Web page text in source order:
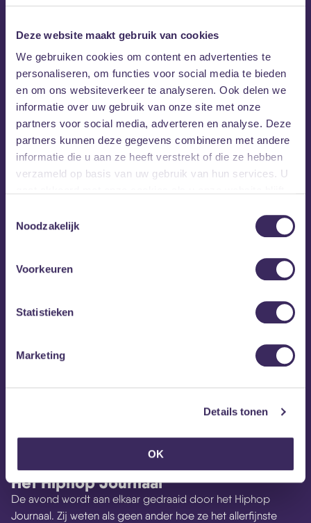
Deze website maakt gebruik van cookies
We gebruiken cookies om content en advertenties te
personaliseren, om functies voor social media te bieden
en om ons websiteverkeer te analyseren. Ook delen we
informatie over uw gebruik van onze site met onze
partners voor social media, adverteren en analyse. Deze
partners kunnen deze gegevens combineren met andere
informatie die u aan ze heeft verstrekt of die ze hebben
verzameld op basis van uw gebruik van hun services. U
Noodzakelijk
Voorkeuren
Statistieken
Marketing
Details tonen
OK
Het Hiphop Journaal
De avond wordt aan elkaar gedraaid door het Hiphop
Journaal. Zij weten als geen ander hoe ze het allerfijnste